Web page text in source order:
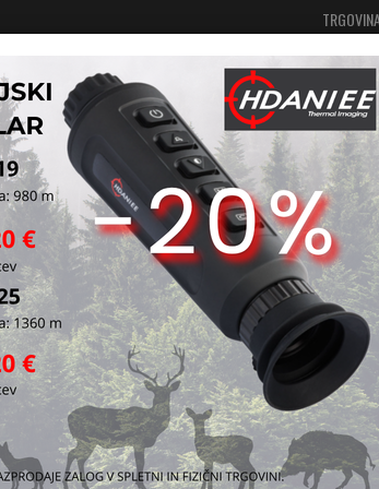
Prijavi se
Vaša košarica je še prazna
Etui za nabojnike
Etui
2
Etui za
Kataloška
Vprašaj za
Pošlji prijatelju